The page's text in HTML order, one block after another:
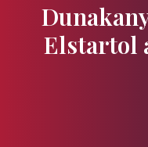
Elstartol